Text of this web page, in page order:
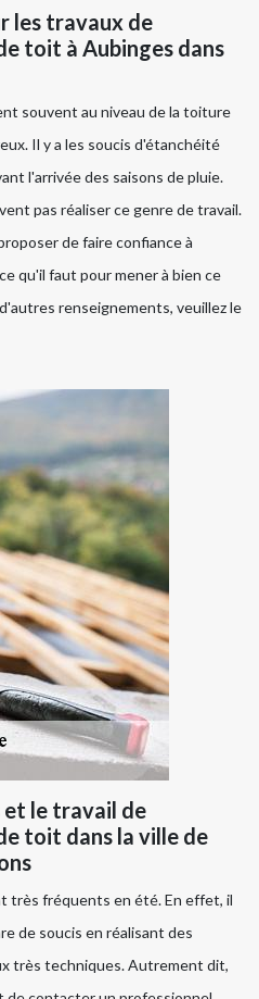
les travaux de
toit à Aubinges dans
souvent au niveau de la toiture
Il y a les soucis d'étanchéité
l'arrivée des saisons de pluie.
pas réaliser ce genre de travail.
de faire confiance à
qu'il faut pour mener à bien ce
renseignements, veuillez le
le travail de
toit dans la ville de
très fréquents en été. En effet, il
de soucis en réalisant des
très techniques. Autrement dit,